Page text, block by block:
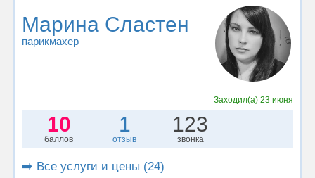
Марина Сластен
парикмахер
Заходил(а) 23 июня
10
баллов
1
отзыв
123
звонка
➡️ Все услуги и цены (24)